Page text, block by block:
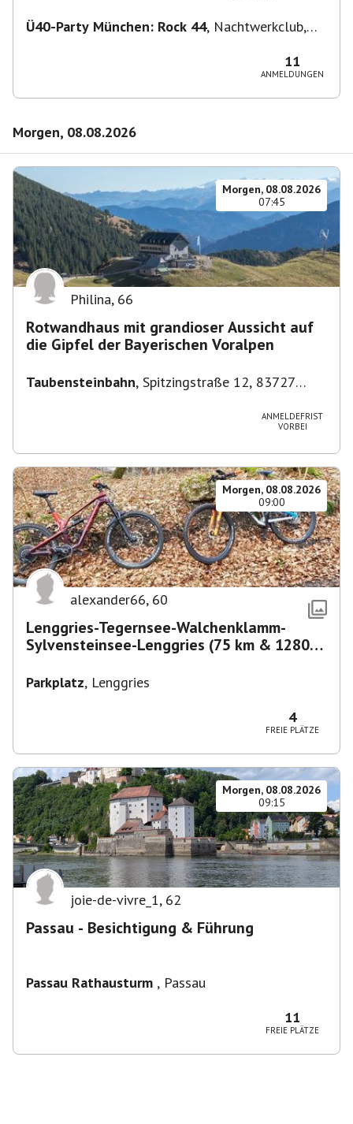
Ü40-Party München: Rock 44, Nachtwerkclub,
11
ANMELDUNGEN
Morgen, 08.08.2026
Morgen, 08.08.2026
07:45
Philina, 66
Rotwandhaus mit grandioser Aussicht auf
die Gipfel der Bayerischen Voralpen
Taubensteinbahn, Spitzingstraße 12, 83727
ANMELDEFRIST
VORBEI
Morgen, 08.08.2026
09:00
alexander66, 60
Lenggries-Tegernsee-Walchenklamm-
Sylvensteinsee-Lenggries (75 km & 1280
Parkplatz, Lenggries
4
FREIE PLÄTZE
Morgen, 08.08.2026
09:15
joie-de-vivre_1, 62
Passau - Besichtigung & Führung
Passau Rathausturm , Passau
11
FREIE PLÄTZE